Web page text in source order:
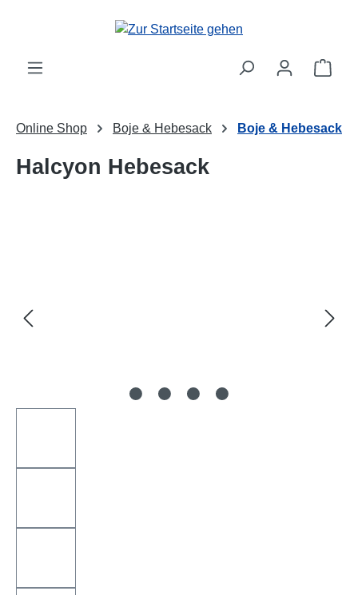
Zum Hauptinhalt springen
Online Shop Boje & Hebesack Boje & Hebesack
Halcyon Hebesack